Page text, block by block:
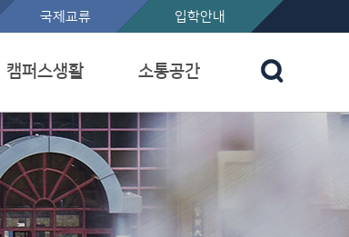
국제교류 입학안내
캠퍼스생활 소통공간